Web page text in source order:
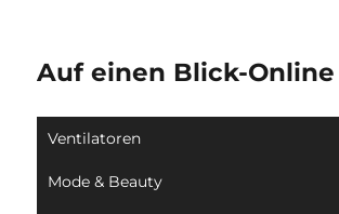
Auf einen Blick-Online
Ventilatoren
Mode & Beauty